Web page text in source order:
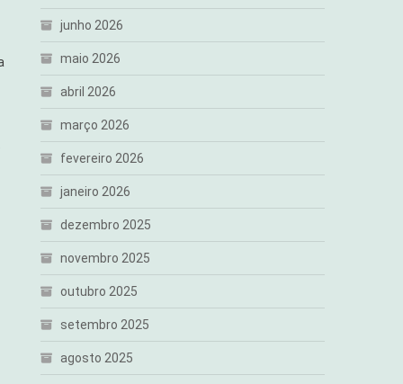
junho 2026
maio 2026
abril 2026
março 2026
fevereiro 2026
janeiro 2026
dezembro 2025
novembro 2025
outubro 2025
setembro 2025
agosto 2025